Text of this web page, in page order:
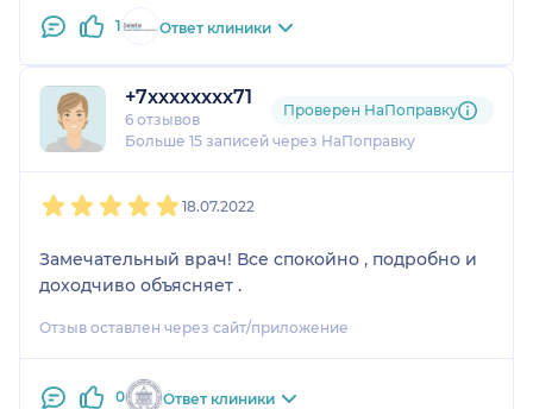
1 Ответ клиники
+7xxxxxxxx71
6 отзывов
Больше 15 записей через НаПоправку
Проверен НаПоправку
18.07.2022
Замечательный врач! Все спокойно , подробно и
доходчиво объясняет .
Отзыв оставлен через сайт/приложение
0 Ответ клиники